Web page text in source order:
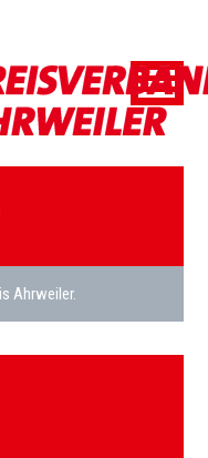
Ahrweiler.